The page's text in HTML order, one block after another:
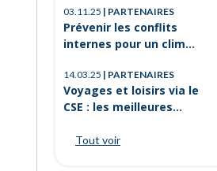
qui font vivre la culture
03.11.25 | PARTENAIRES
Prévenir les conflits
internes pour un climat
14.03.25 | PARTENAIRES
Voyages et loisirs via le
CSE : les meilleures
Tout voir